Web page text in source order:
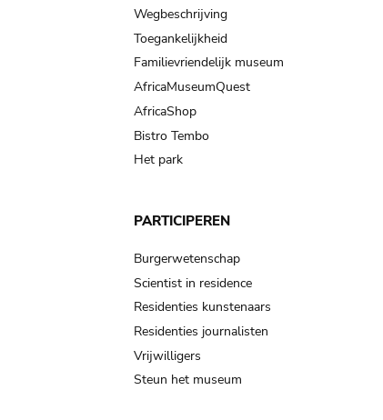
Wegbeschrijving
Toegankelijkheid
Familievriendelijk museum
AfricaMuseumQuest
AfricaShop
Bistro Tembo
Het park
PARTICIPEREN
Burgerwetenschap
Scientist in residence
Residenties kunstenaars
Residenties journalisten
Vrijwilligers
Steun het museum